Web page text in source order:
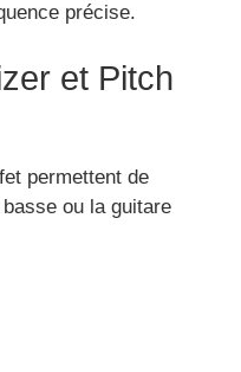
précise.
et Pitch
permettent de
ou la guitare